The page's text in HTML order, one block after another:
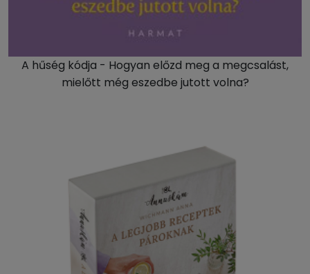
A hűség kódja - Hogyan előzd meg a megcsalást,
mielőtt még eszedbe jutott volna?